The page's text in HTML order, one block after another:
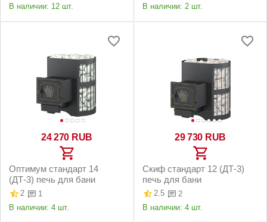
В наличии: 12 шт.
В наличии: 2 шт.
24 270 RUB
Оптимум стандарт 14
(ДТ-3) печь для бани
2
1
В наличии: 4 шт.
29 730 RUB
Скиф стандарт 12 (ДТ-3)
печь для бани
2.5
2
В наличии: 4 шт.